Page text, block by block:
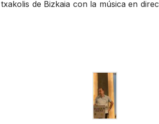
de Bizkaia con la música en